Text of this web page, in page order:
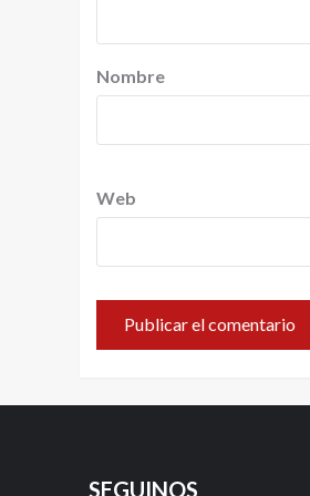
Nombre
Web
SEGUINOS